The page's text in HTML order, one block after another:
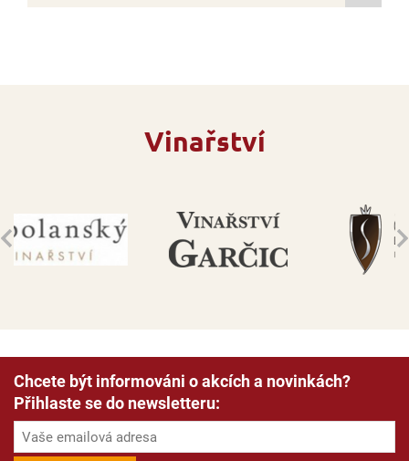
Vinařství
Chcete být informováni o akcích a novinkách?
Přihlaste se do newsletteru: